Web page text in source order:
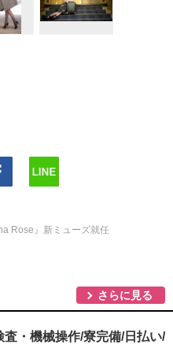
Rose』新ミューズ就任
さらに見る
・機械操作/寮完備/日払い/